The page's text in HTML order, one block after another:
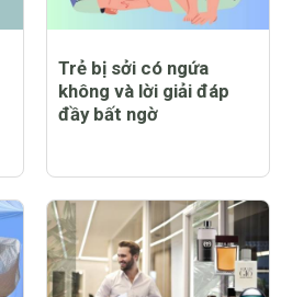
Trẻ bị sởi có ngứa
không và lời giải đáp
đầy bất ngờ